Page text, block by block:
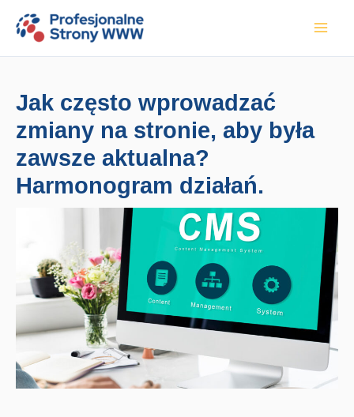
Przejdź
treści
Jak często wprowadzać
zmiany na stronie, aby była
zawsze aktualna?
Harmonogram działań.